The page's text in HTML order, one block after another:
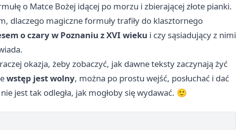
o Matce Bożej idącej po morzu i zbierającej złote pianki.
dlaczego magiczne formuły trafiły do klasztornego
o czary w Poznaniu z XVI wieku i czy sąsiadujący z nimi
okazja, żeby zobaczyć, jak dawne teksty zaczynają żyć
wstęp jest wolny, można po prostu wejść, posłuchać i dać
jest tak odległa, jak mogłoby się wydawać. 🙂